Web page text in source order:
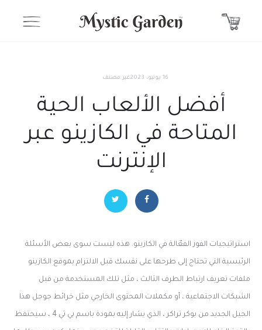
16 يونيو، 2023 غير مصنف
أفضل الألعاب الحية
المتاحة في الكازينو عبر
الإنترنت
استراتيجيات الفوز الفعّالة في الكازينو. هذه ليست سوى بعض الأسئلة
الرئيسية التي تحتاج إلى طرحها على نفسك قبل الالتزام بموقع الكازينو
ملفات تعريف ارتباط الطرف الثالث ، مثل تلك المستخدمة من قبل
الشبكات الاجتماعية ، أو مكملات المحتوى الخارجي مثل خرائط جوجل هذا
الجيل الجديد من بوكر تراكر ، الذي يشار إليه بمودة باسم بي تي 4 ، سيحتفظ